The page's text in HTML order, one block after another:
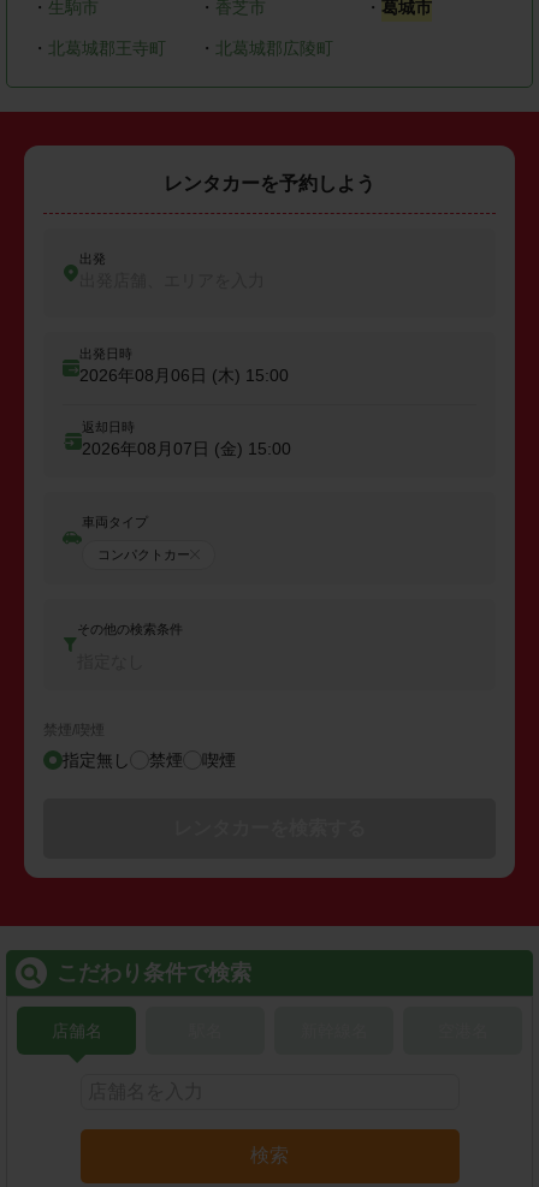
・ 生駒市 ・ 香芝市 ・葛城市
・ 北葛城郡王寺町 ・ 北葛城郡広陵町
レンタカーを予約しよう
出発
出発日時
2026年08月06日 (木) 15:00
返却日時
2026年08月07日 (金) 15:00
車両タイプ
コンパクトカー
その他の検索条件
禁煙/喫煙
指定無し 禁煙 喫煙
こだわり条件で検索
店舗名
検索